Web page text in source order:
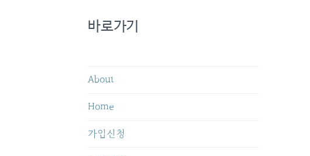
바로가기
About
Home
가입신청